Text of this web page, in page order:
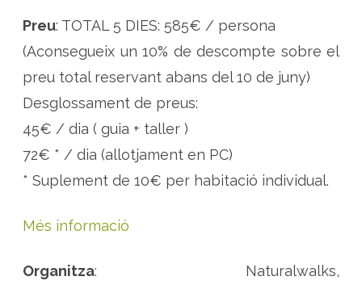
Preu: TOTAL 5 DIES: 585€ / persona
(Aconsegueix un 10% de descompte sobre el
preu total reservant abans del 10 de juny)
Desglossament de preus:
45€ / dia ( guia + taller )
72€ * / dia (allotjament en PC)
* Suplement de 10€ per habitació individual.
Més informació
Organitza: Naturalwalks,